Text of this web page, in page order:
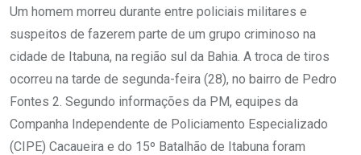
Um homem morreu durante entre policiais militares e
suspeitos de fazerem parte de um grupo criminoso na
cidade de Itabuna, na região sul da Bahia. A troca de tiros
ocorreu na tarde de segunda-feira (28), no bairro de Pedro
Fontes 2. Segundo informações da PM, equipes da
Companha Independente de Policiamento Especializado
(CIPE) Cacaueira e do 15º Batalhão de Itabuna foram